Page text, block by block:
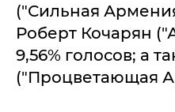
("Сильная
Роберт Кочарян
9,56% голосов; а
("Процветающая